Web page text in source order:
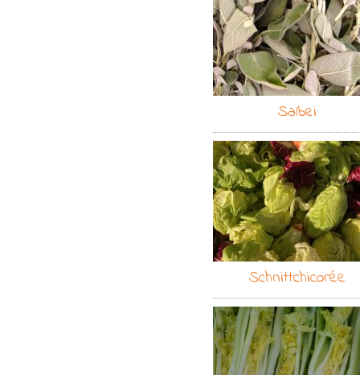
Salbei
Schnittchicorée